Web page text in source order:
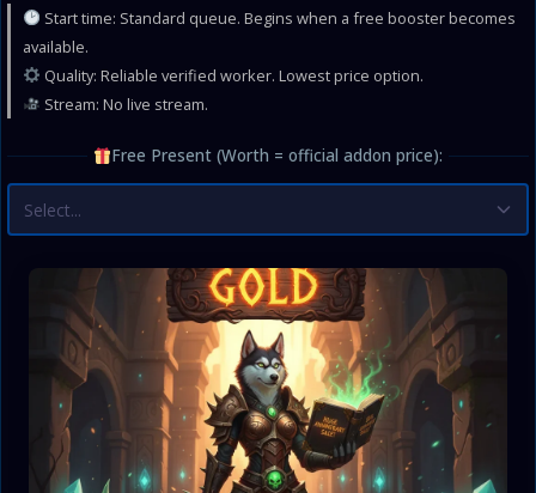
Start time: Standard queue. Begins when a free booster becomes
available.
Quality: Reliable verified worker. Lowest price option.
Stream: No live stream.
Free Present (Worth = official addon price):
Select...